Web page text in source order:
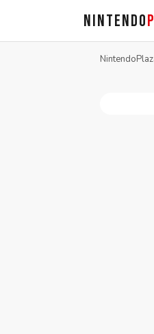
NINTENDO